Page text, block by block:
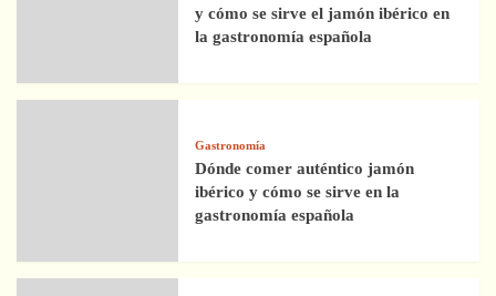
y cómo se sirve el jamón ibérico en
la gastronomía española
Gastronomía
Dónde comer auténtico jamón
ibérico y cómo se sirve en la
gastronomía española